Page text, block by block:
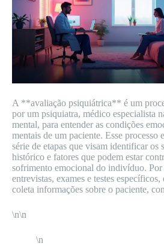
A **avaliação psiquiátrica** é um
por um psiquiatra, médico especialista
mental, para entender as condições
mentais de um paciente. Esse processo
série de etapas que visam identificar os
histórico e fatores que podem estar
sofrimento emocional do indivíduo. Por
entrevistas, exames e testes específicos,
coleta informações sobre o paciente,
\n\n
\n